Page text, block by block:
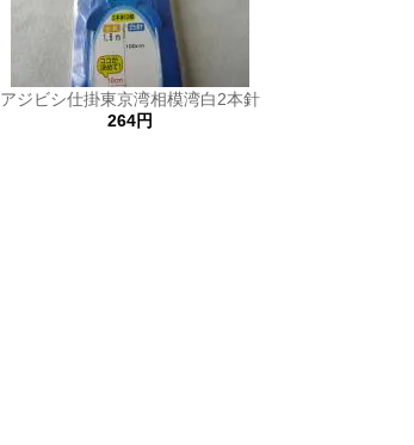
アジビシ仕掛東京湾相模湾白2本針
264円